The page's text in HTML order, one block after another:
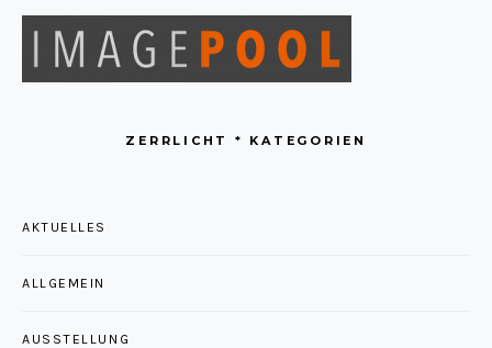
ZERRLICHT * KATEGORIEN
AKTUELLES
ALLGEMEIN
AUSSTELLUNG